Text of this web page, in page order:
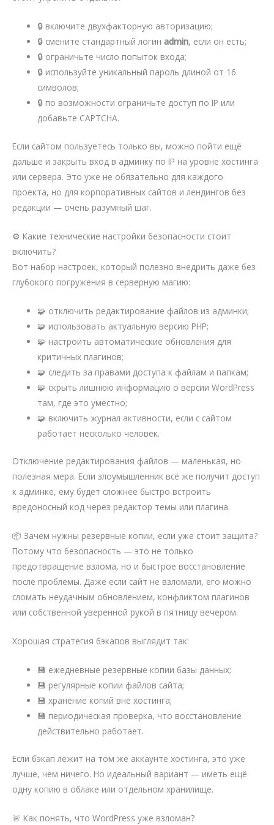
🔒 включите двухфакторную авторизацию;
🔒 смените стандартный логинadmin, если он есть;
🔒 ограничьте число попыток входа;
🔒 используйте уникальный пароль длиной от 16
символов;
🔒 по возможности ограничьте доступ по IP или
добавьте CAPTCHA.
Если сайтом пользуетесь только вы, можно пойти ещё
дальше и закрыть вход в админку по IP на уровне хостинга
или сервера. Это уже не обязательно для каждого
проекта, но для корпоративных сайтов и лендингов без
редакции — очень разумный шаг.
⚙️ Какие технические настройки безопасности стоит
включить?
Вот набор настроек, который полезно внедрить даже без
глубокого погружения в серверную магию:
🧩 отключить редактирование файлов из админки;
🧩 использовать актуальную версию PHP;
🧩 настроить автоматические обновления для
критичных плагинов;
🧩 следить за правами доступа к файлам и папкам;
🧩 скрыть лишнюю информацию о версии WordPress
там, где это уместно;
🧩 включить журнал активности, если с сайтом
работает несколько человек.
Отключение редактирования файлов — маленькая, но
полезная мера. Если злоумышленник всё же получит доступ
к админке, ему будет сложнее быстро встроить
вредоносный код через редактор темы или плагина.
📦 Зачем нужны резервные копии, если уже стоит защита?
Потому что безопасность — это не только
предотвращение взлома, но и быстрое восстановление
после проблемы. Даже если сайт не взломали, его можно
сломать неудачным обновлением, конфликтом плагинов
или собственной уверенной рукой в пятницу вечером.
Хорошая стратегия бэкапов выглядит так:
💾 ежедневные резервные копии базы данных;
💾 регулярные копии файлов сайта;
💾 хранение копий вне хостинга;
💾 периодическая проверка, что восстановление
действительно работает.
Если бэкап лежит на том же аккаунте хостинга, это уже
лучше, чем ничего. Но идеальный вариант — иметь ещё
одну копию в облаке или отдельном хранилище.
🚨 Как понять, что WordPress уже взломан?